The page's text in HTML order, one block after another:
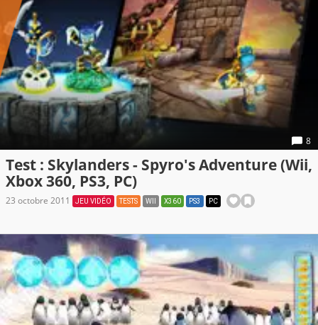
8
Test : Skylanders - Spyro's Adventure (Wii,
Xbox 360, PS3, PC)
23 octobre 2011 JEU VIDÉO TESTS WII X360 PS3 PC